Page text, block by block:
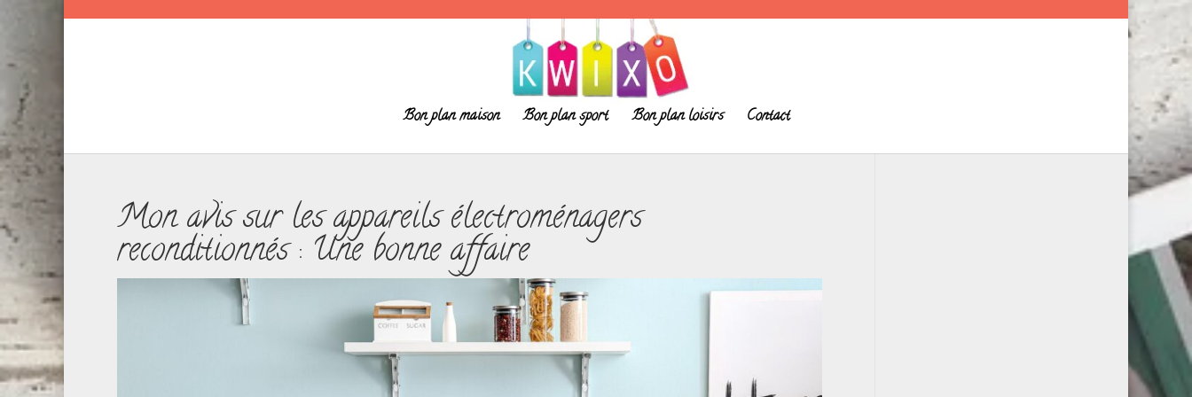
Bon plan maison Bon plan sport Bon plan loisirs Contact
Mon avis sur les appareils électroménagers
reconditionnés : Une bonne affaire